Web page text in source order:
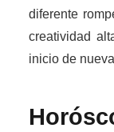
diferente
creatividad
inicio de